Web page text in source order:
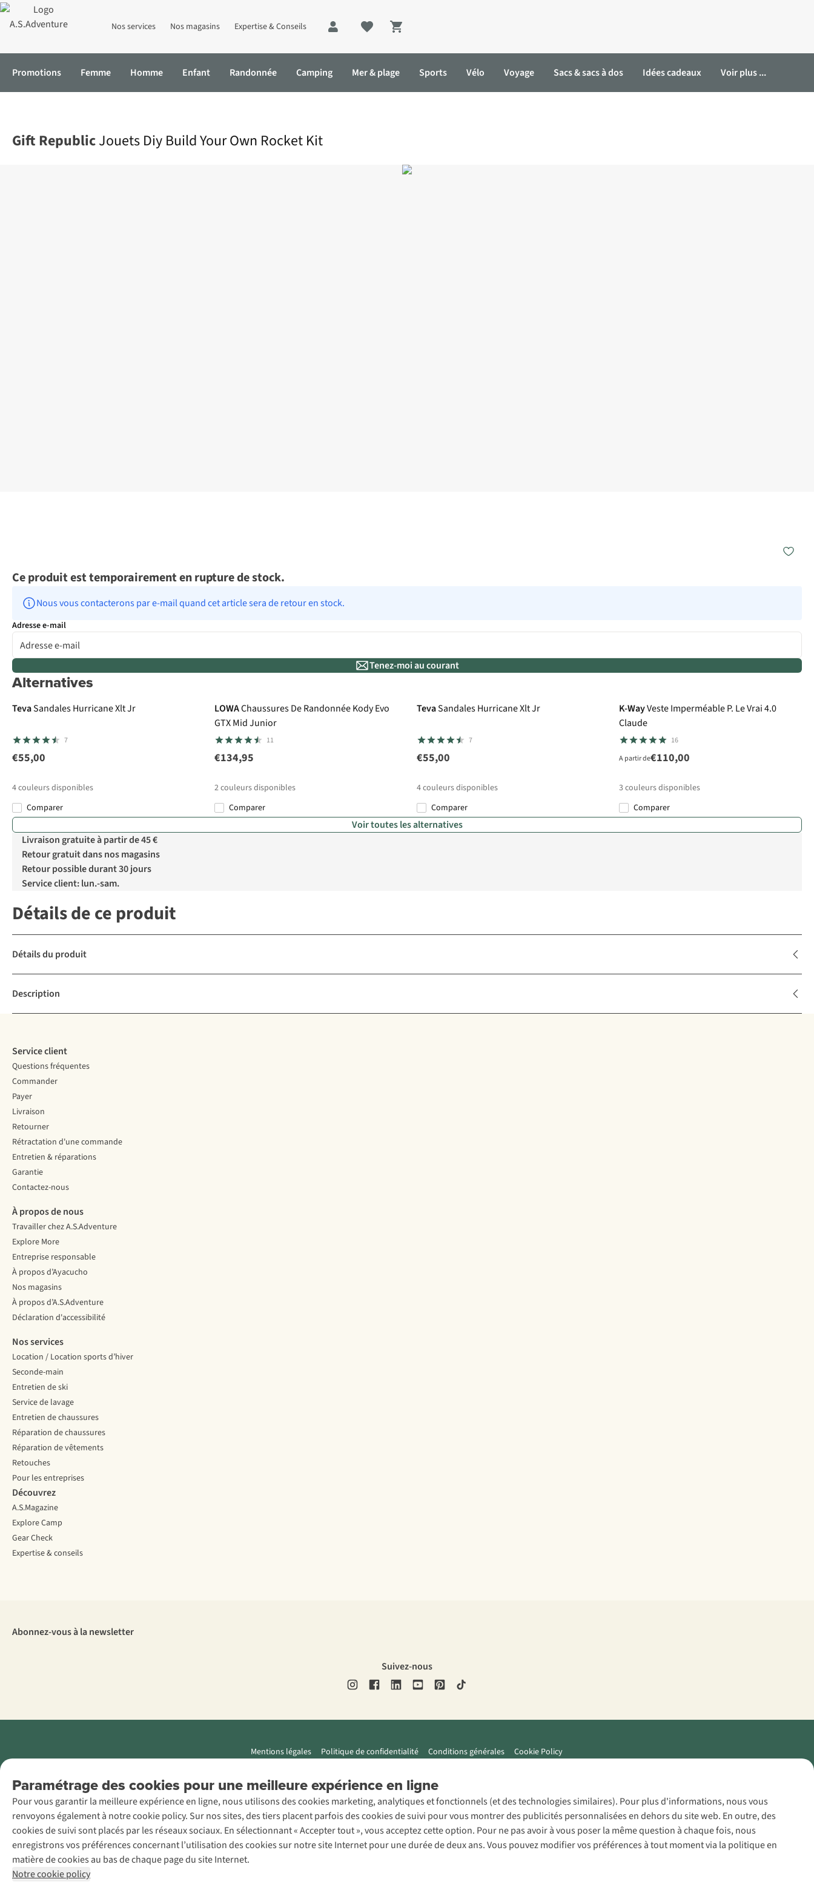
Nos services Nos magasins Expertise & Conseils
Shopping cart
Promotions Femme Homme Enfant Randonnée Camping Mer & plage Sports Vélo Voyage Sacs & sacs à dos Idées cadeaux Voir plus ...
Gift RepublicJouets Diy Build Your Own Rocket Kit
Ce produit est temporairement en rupture de stock.
Nous vous contacterons par e-mail quand cet article sera de retour en stock.
Adresse e-mail
Tenez-moi au courant
Alternatives
TevaSandales Hurricane Xlt Jr
7
€55,00
4couleurs disponibles
Comparer
LOWAChaussures De Randonnée Kody Evo
GTX Mid Junior
11
€134,95
2couleurs disponibles
Comparer
TevaSandales Hurricane Xlt Jr
7
€55,00
4couleurs disponibles
Comparer
K-WayVeste Imperméable P. Le Vrai 4.0
Claude
16
A partir de€110,00
3couleurs disponibles
Comparer
Voir toutes les alternatives
Livraison gratuite à partir de 45 €
Retour gratuit dans nos magasins
Retour possible durant 30 jours
Service client: lun.-sam.
Détails de ce produit
Détails du produit
Description
Paramétrage des cookies pour une meilleure expérience en ligne
Pour vous garantir la meilleure expérience en ligne, nous utilisons des cookies marketing, analytiques et fonctionnels (et des technologies similaires). Pour plus d'informations, nous vous
renvoyons également à notre cookie policy. Sur nos sites, des tiers placent parfois des cookies de suivi pour vous montrer des publicités personnalisées en dehors du site web. En outre, des
cookies de suivi sont placés par les réseaux sociaux. En sélectionnant « Accepter tout », vous acceptez cette option. Pour ne pas avoir à vous poser la même question à chaque fois, nous
enregistrons vos préférences concernant l’utilisation des cookies sur notre site Internet pour une durée de deux ans. Vous pouvez modifier vos préférences à tout moment via la politique en
matière de cookies au bas de chaque page du site Internet.
Notre cookie policy
Service client
Questions fréquentes
Commander
Payer
Livraison
Retourner
Rétractation d'une commande
Entretien & réparations
Garantie
Contactez-nous
À propos de nous
Travailler chez A.S.Adventure
Explore More
Entreprise responsable
À propos d’Ayacucho
Nos magasins
À propos d’A.S.Adventure
Déclaration d'accessibilité
Nos services
Location / Location sports d’hiver
Seconde-main
Entretien de ski
Service de lavage
Entretien de chaussures
Réparation de chaussures
Réparation de vêtements
Retouches
Pour les entreprises
Découvrez
A.S.Magazine
Explore Camp
Gear Check
Expertise & conseils
Abonnez-vous à la newsletter
Suivez-nous
Mentions légales Politique de confidentialité Conditions générales Cookie Policy
AS Adventure
Luxemburg SA,
Boulevard F.W.
Raiffeisen 25, L-
2411
Luxembourg
+32 (0)3 828
30 15